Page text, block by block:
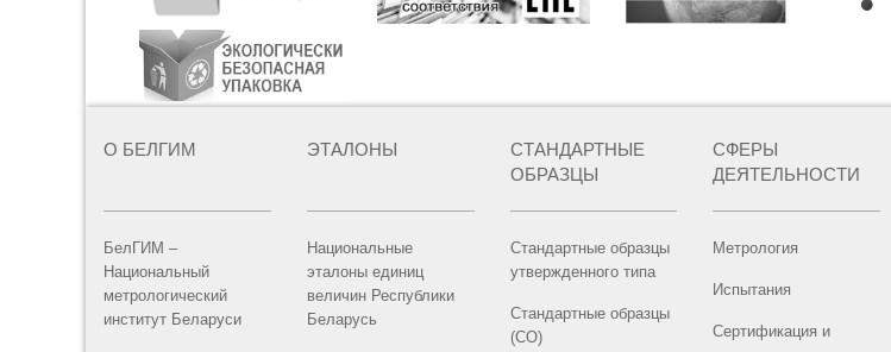
О БЕЛГИМ
БелГИМ –
Национальный
метрологический
институт Беларуси
ЭТАЛОНЫ
Национальные
эталоны единиц
величин Республики
Беларусь
СТАНДАРТНЫЕ
ОБРАЗЦЫ
Стандартные образцы
утвержденного типа
Стандартные образцы
(СО)
СФЕРЫ
ДЕЯТЕЛЬНОСТИ
Метрология
Испытания
Сертификация и